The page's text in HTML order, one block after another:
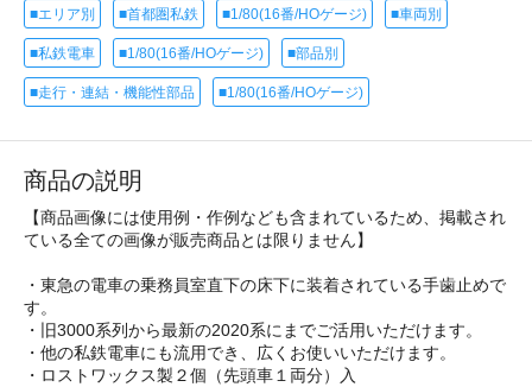
■エリア別 ■首都圏私鉄 ■1/80(16番/HOゲージ) ■車両別
■私鉄電車 ■1/80(16番/HOゲージ) ■部品別
■走行・連結・機能性部品 ■1/80(16番/HOゲージ)
商品の説明
【商品画像には使用例・作例なども含まれているため、掲載され
ている全ての画像が販売商品とは限りません】
・東急の電車の乗務員室直下の床下に装着されている手歯止めで
す。
・旧3000系列から最新の2020系にまでご活用いただけます。
・他の私鉄電車にも流用でき、広くお使いいただけます。
・ロストワックス製２個（先頭車１両分）入